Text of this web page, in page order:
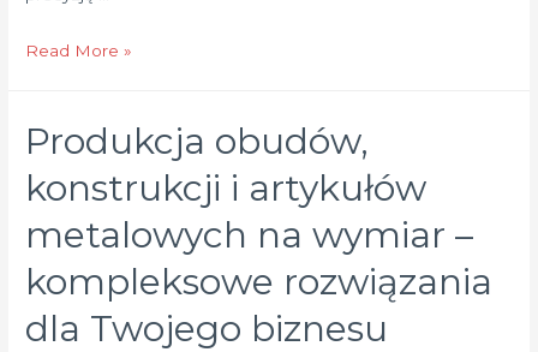
Precyzja
Kluczowe
Jakości
Materiału
Perfekcyjnych
Efektów
Read More »
Produkcja obudów,
konstrukcji i artykułów
metalowych na wymiar –
kompleksowe rozwiązania
dla Twojego biznesu